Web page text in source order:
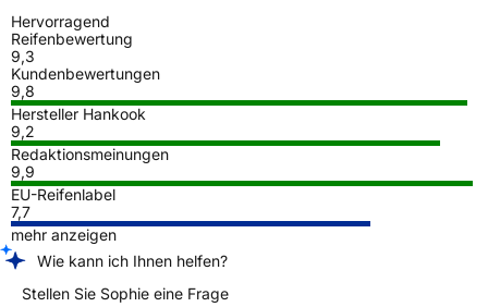
Hervorragend
Reifenbewertung
9,3
Kundenbewertungen
9,8
Hersteller Hankook
9,2
Redaktionsmeinungen
9,9
EU-Reifenlabel
7,7
mehr anzeigen
Wie kann ich Ihnen helfen?
Stellen Sie Sophie eine Frage